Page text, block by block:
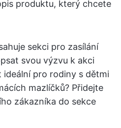
produktu, který chcete
sekci pro zasílání
svou výzvu k akci
ideální pro rodiny s dětmi
mazlíčků? Přidejte
zákazníka do sekce